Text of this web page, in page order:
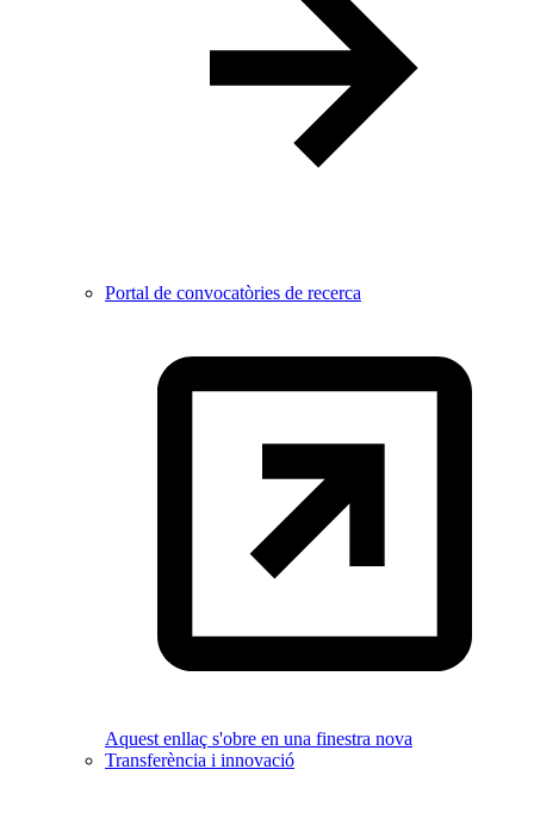
Portal de convocatòries de recerca
Aquest enllaç s'obre en una finestra nova
Transferència i innovació